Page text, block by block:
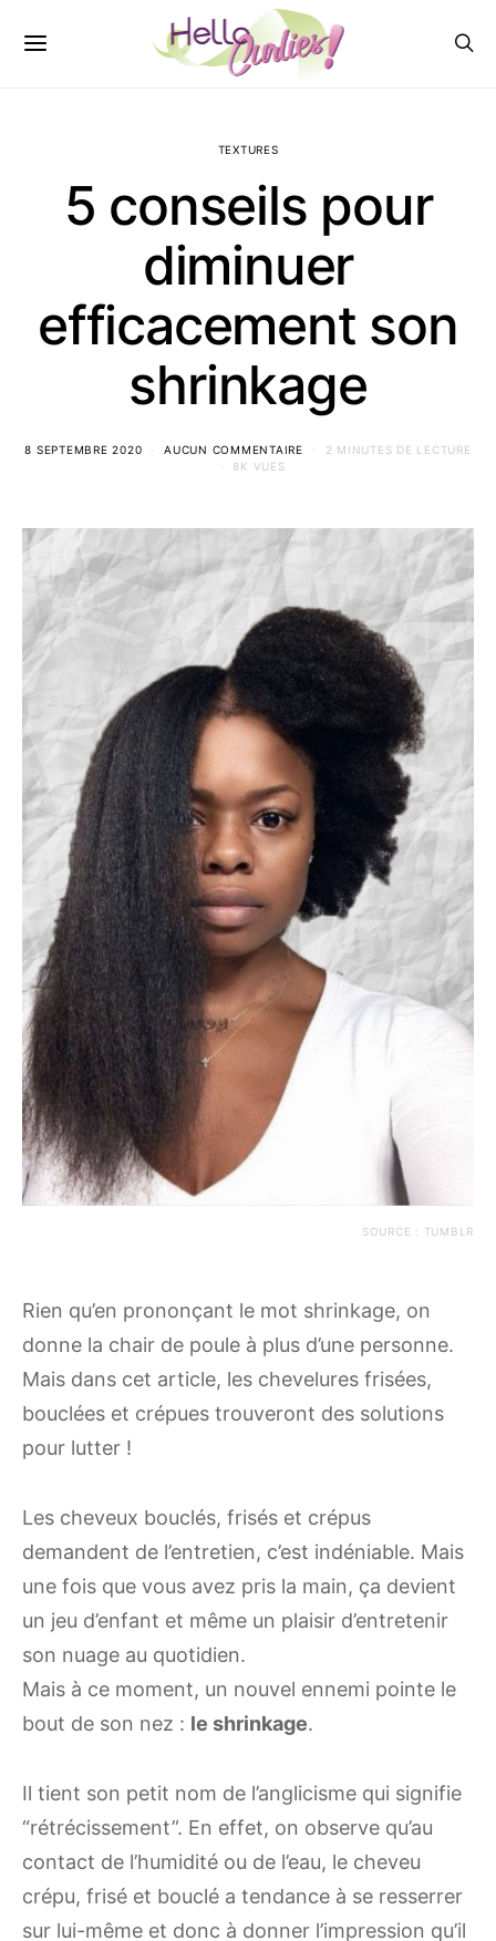
TEXTURES
5 conseils pour
diminuer
efficacement son
shrinkage
8 SEPTEMBRE 2020 AUCUN COMMENTAIRE
2 MINUTES DE LECTURE
8K VUES
SOURCE : TUMBLR
Rien qu’en prononçant le mot shrinkage, on
donne la chair de poule à plus d’une personne.
Mais dans cet article, les chevelures frisées,
bouclées et crépues trouveront des solutions
pour lutter !
Les cheveux bouclés, frisés et crépus
demandent de l’entretien, c’est indéniable. Mais
une fois que vous avez pris la main, ça devient
un jeu d’enfant et même un plaisir d’entretenir
son nuage au quotidien.
Mais à ce moment, un nouvel ennemi pointe le
bout de son nez : le shrinkage.
Il tient son petit nom de l’anglicisme qui signifie
“rétrécissement”. En effet, on observe qu’au
contact de l’humidité ou de l’eau, le cheveu
crépu, frisé et bouclé a tendance à se resserrer
sur lui-même et donc à donner l’impression qu’il